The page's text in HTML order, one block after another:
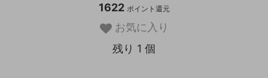
1622 ポイント還元
お気に入り
残り 1 個